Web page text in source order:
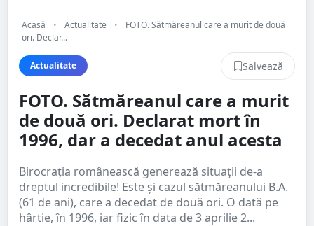
Acasă • Actualitate •
FOTO. Sătmăreanul care a murit de două
ori. Declar...
Actualitate Salvează
FOTO. Sătmăreanul care a murit
de două ori. Declarat mort în
1996, dar a decedat anul acesta
Birocrația românească generează situații de-a
dreptul incredibile! Este și cazul sătmăreanului B.A.
(61 de ani), care a decedat de două ori. O dată pe
hârtie, în 1996, iar fizic în data de 3 aprilie 2...